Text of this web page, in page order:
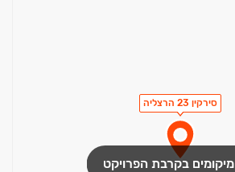
סירקין 23 הרצליה
מיקומים בקרבת הפרויקט